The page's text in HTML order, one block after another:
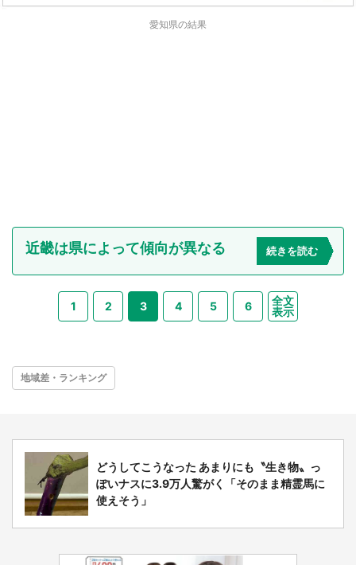
愛知県の結果
近畿は県によって傾向が異なる 続きを読む
1 2 3 4 5 6
全文
表示
地域差・ランキング
どうしてこうなった あまりにも〝生き物〟っ
ぽいナスに3.9万人驚がく「そのまま精霊馬に
使えそう」